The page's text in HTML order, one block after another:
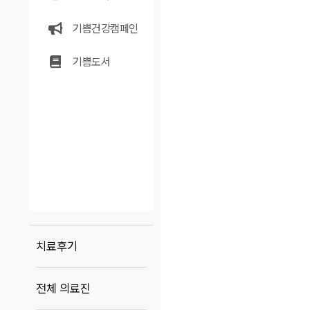
기쁨건강캠페인
기쁨도서
치료후기
전체 의료진